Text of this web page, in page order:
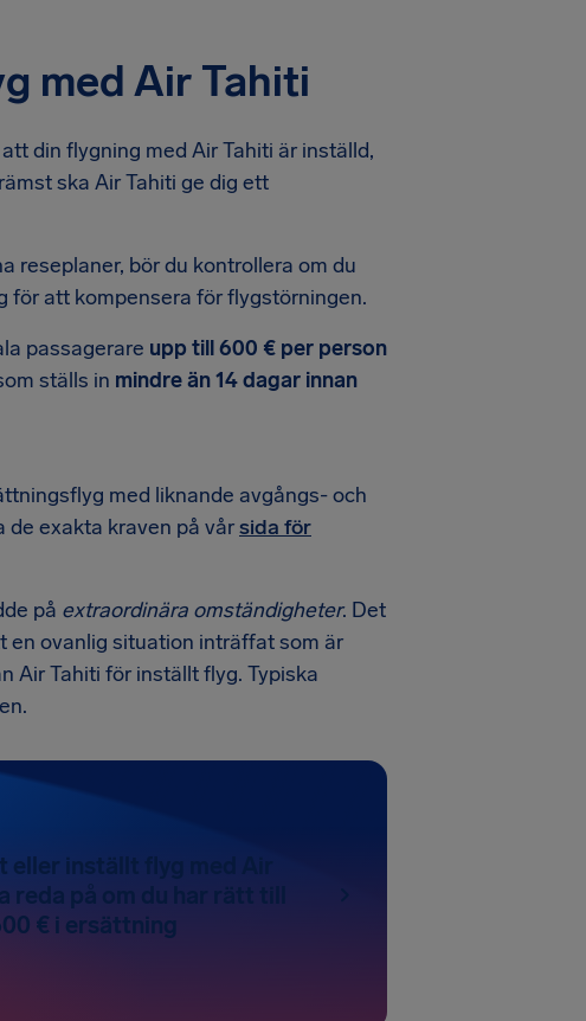
med Air Tahiti
din flygning med Air Tahiti är inställd,
ska Air Tahiti ge dig ett
reseplaner, bör du kontrollera om du
för att kompensera för flygstörningen.
passagerare upp till 600 € per person
ställs in mindre än 14 dagar innan
med liknande avgångs- och
exakta kraven på vårsida för
på extraordinära omständigheter. Det
en ovanlig situation inträffat som är
Air Tahiti för inställt flyg. Typiska
eller inställt flyg med Air
reda på om du har rätt till
€ i ersättning